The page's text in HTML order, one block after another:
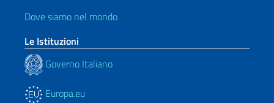
Dove siamo nel mondo
Le Istituzioni
Governo Italiano
Europa.eu